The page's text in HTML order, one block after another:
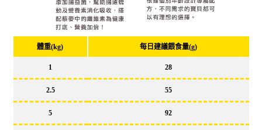
體重(kg) 每日建議餵食量(g)
1 28
2.5 55
5 92